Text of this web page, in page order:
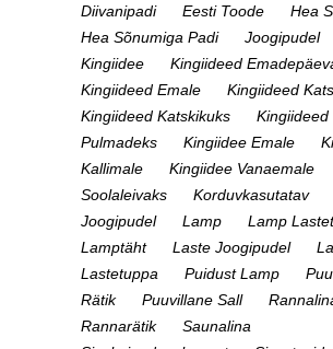
Diivanipadi
Eesti Toode
Hea
Hea Sõnumiga Padi
Joogipudel
Kingiidee
Kingiideed
Kingiideed Emale
Kingiideed
Kingiideed Katskikuks
Kingiideed
Pulmadeks
Kingiidee Emale
Kallimale
Kingiidee Vanaemale
Soolaleivaks
Korduvkasutatav
Joogipudel
Lamp
Lamp
Lamptäht
Laste Joogipudel
Lastetuppa
Puidust Lamp
Rätik
Puuvillane Sall
Rannarätik
Saunalina